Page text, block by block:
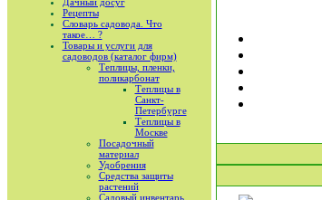
Рецепты
Словарь садовода. Что
такое… ?
Товары и услуги для
садоводов (каталог фирм)
Теплицы, пленки,
поликарбонат
Теплицы в
Санкт-
Петербурге
Теплицы в
Москве
Посадочный
материал
Удобрения
Средства защиты
растений
Садовый инвентарь